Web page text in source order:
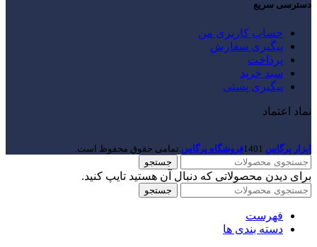
دسترسی سریع
حساب کاربری من
پیگیری سفارش
پرداخت
سبد خرید
پیگیری پستی
نماد اعتماد
ابزار پرگاس 1401فروشگاه پرگاس.تمامی حقوق محفوظ است.
جستجو
برای دیدن محصولاتی که دنبال آن هستید تایپ کنید.
جستجو
فهرست
دسته بندی ها